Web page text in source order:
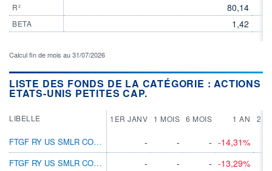
R²
BETA
80,14
1,42
Calcul fin de mois au 31/07/2026
LISTE DES FONDS DE LA CATÉGORIE : ACTIONS
ETATS-UNIS PETITES CAP.
LIBELLE 1ER JANV 1 MOIS 6 MOIS 1 AN 2
FTGF RY US SMLR COMS A EUR DIS(A) - - - -14,31%
FTGF RY US SMLR COMS PR USD DIS(A)
- - - -13,29%